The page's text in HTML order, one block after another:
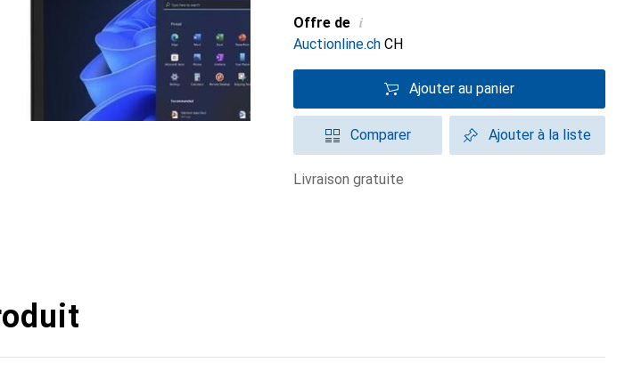
Offre de i
Auctionline.ch CH
Ajouter au panier
Comparer Ajouter à la liste
livraison gratuite